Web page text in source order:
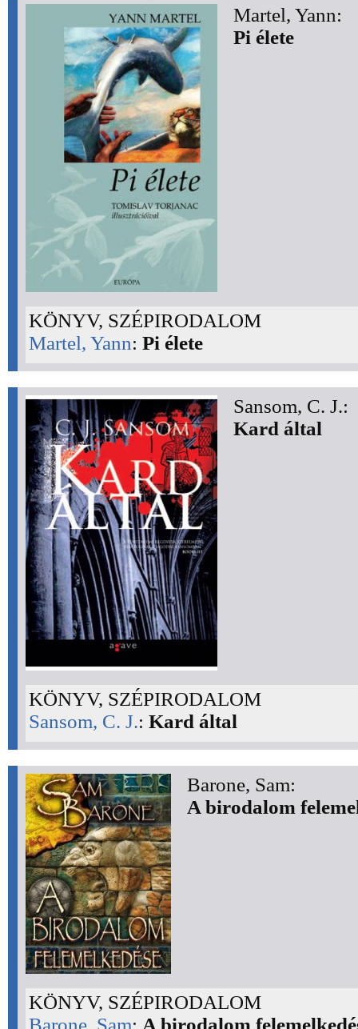
Martel, Yann:
Pi élete
KÖNYV, SZÉPIRODALOM
Martel, Yann: Pi élete
Sansom, C. J.:
Kard által
KÖNYV, SZÉPIRODALOM
Sansom, C. J.: Kard által
Barone, Sam:
A birodalom
KÖNYV, SZÉPIRODALOM
Barone, Sam: A birodalom